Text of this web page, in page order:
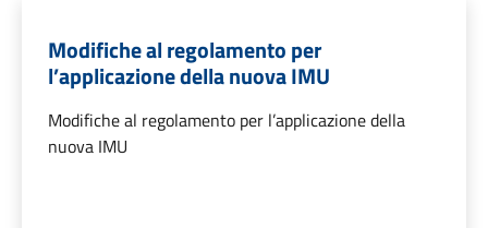
Modifiche al regolamento per
l’applicazione della nuova IMU
Modifiche al regolamento per l’applicazione della
nuova IMU